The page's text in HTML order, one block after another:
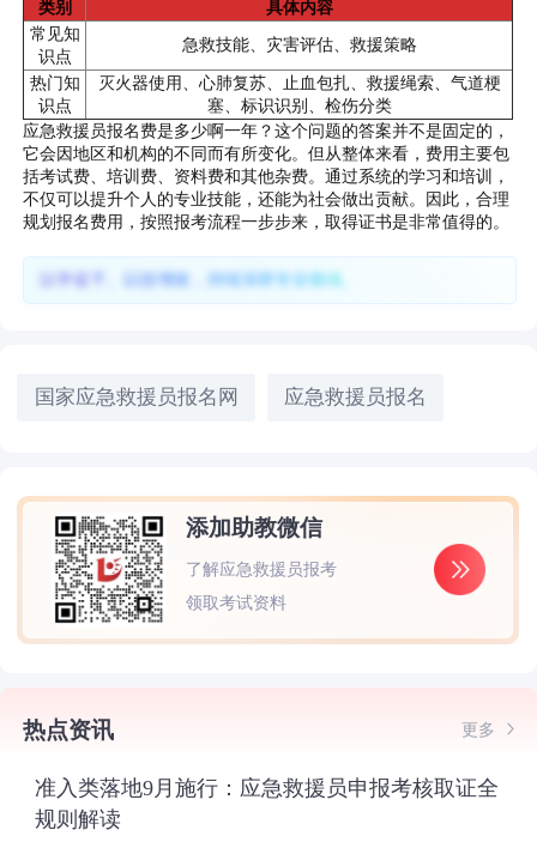
类别
具体内容
常见知
识点
急救技能、灾害评估、救援策略
热门知
识点
灭火器使用、心肺复苏、止血包扎、救援绳索、气道梗
塞、标识识别、检伤分类
应急救援员报名费是多少啊一年？这个问题的答案并不是固定的，
它会因地区和机构的不同而有所变化。但从整体来看，费用主要包
括考试费、培训费、资料费和其他杂费。通过系统的学习和培训，
不仅可以提升个人的专业技能，还能为社会做出贡献。因此，合理
规划报名费用，按照报考流程一步步来，取得证书是非常值得的。
以学促干、以技增效，持续深耕专业领域。
国家应急救援员报名网 应急救援员报名
添加助教微信
了解应急救援员报考
领取考试资料
热点资讯 更多
准入类落地9月施行：应急救援员申报考核取证全
规则解读